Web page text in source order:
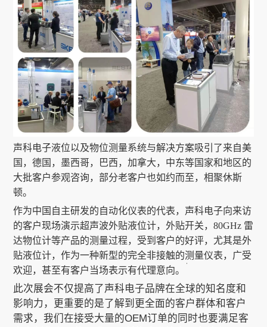
声科电子液位以及物位测量系统与解决方案吸引了来自美
国，德国，墨西哥，巴西，加拿大，中东等国家和地区的
大批客户参观咨询，部分老客户也如约而至，相聚休斯
顿。
作为中国自主研发的自动化仪表的代表，声科电子向来访
的客户现场演示超声波外贴液位计，外贴开关，80GHz 雷
达物位计等产品的测量过程，受到客户的好评，尤其是外
贴液位计，作为一种新型的完全非接触的测量仪表，广受
欢迎，甚至有客户当场表示有代理意向。
此次展会不仅提高了声科电子品牌在全球的知名度和
影响力，更重要的是了解到更全面的客户群体和客户
需求，我们在接受大量的OEM订单的同时也要满足客